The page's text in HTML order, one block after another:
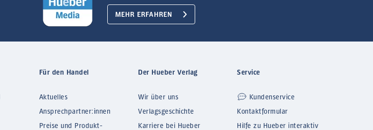
MEHR ERFAHREN
Für den Handel
Aktuelles
Ansprechpartner:innen
Preise und Produkt-
Der Hueber Verlag
Wir über uns
Verlagsgeschichte
Karriere bei Hueber
Service
Kundenservice
Kontaktformular
Hilfe zu Hueber interaktiv